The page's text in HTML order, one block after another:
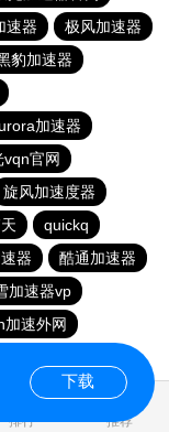
速器
极风加速器
豹加速器
加速器
vqn官网
旋风加速度器
quickq
器
酷通加速器
加速器vp
加速外网
排行 推荐
下载
1.271335s